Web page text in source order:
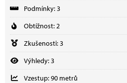
Podmínky: 3
Obtížnost: 2
Zkušenosti: 3
Výhledy: 3
Vzestup: 90 metrů